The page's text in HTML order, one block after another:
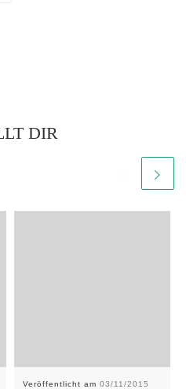
DIR
Veröffentlicht am 03/11/2015